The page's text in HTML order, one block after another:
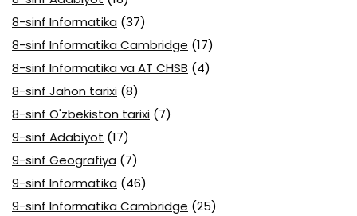
8-sinf Informatika (37)
8-sinf Informatika Cambridge (17)
8-sinf Informatika va AT CHSB (4)
8-sinf Jahon tarixi (8)
8-sinf O'zbekiston tarixi (7)
9-sinf Adabiyot (17)
9-sinf Geografiya (7)
9-sinf Informatika (46)
9-sinf Informatika Cambridge (25)